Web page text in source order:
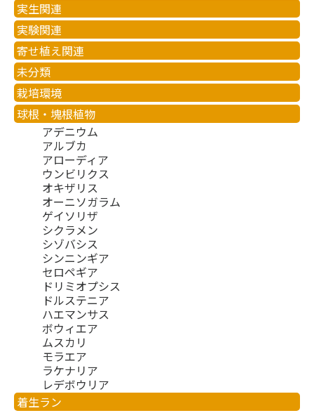
実生関連
実験関連
寄せ植え関連
未分類
栽培環境
球根・塊根植物
アデニウム
アルブカ
アローディア
ウンビリクス
オキザリス
オーニソガラム
ゲイソリザ
シクラメン
シゾバシス
シンニンギア
セロペギア
ドリミオプシス
ドルステニア
ハエマンサス
ボウィエア
ムスカリ
モラエア
ラケナリア
レデボウリア
着生ラン